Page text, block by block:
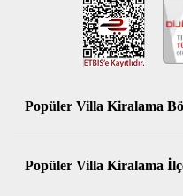
Popüler Villa Kiralama
Antalya Kiralık Villa
Muğla Kiralık Villa
Popüler Villa Kiralama